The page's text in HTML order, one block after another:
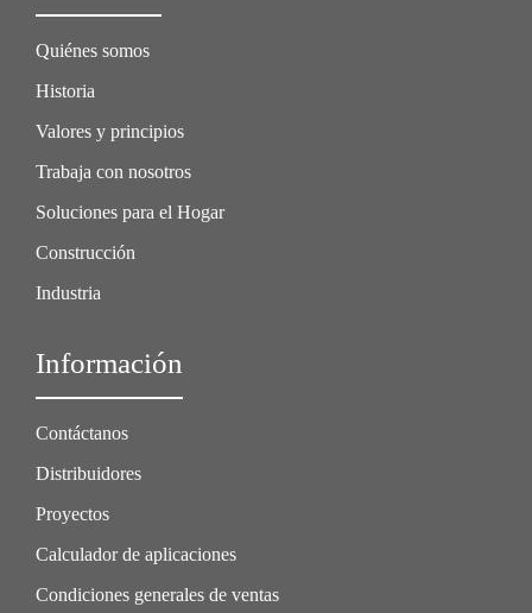
Quiénes somos
Historia
Valores y principios
Trabaja con nosotros
Soluciones para el Hogar
Construcción
Industria
Información
Contáctanos
Distribuidores
Proyectos
Calculador de aplicaciones
Condiciones generales de ventas